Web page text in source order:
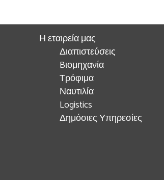
Η εταιρεία μας
Διαπιστεύσεις
Bιομηχανία
Τρόφιμα
Ναυτιλία
Logistics
Δημόσιες Υπηρεσίες